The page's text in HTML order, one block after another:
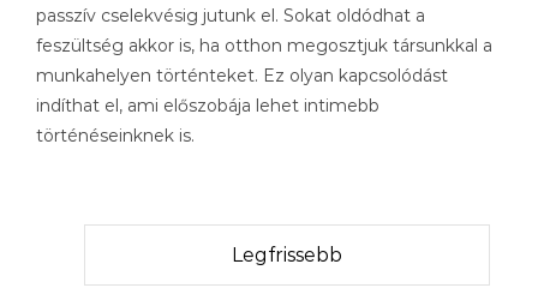
passzív cselekvésig jutunk el. Sokat oldódhat a
feszültség akkor is, ha otthon megosztjuk társunkkal a
munkahelyen történteket. Ez olyan kapcsolódást
indíthat el, ami előszobája lehet intimebb
történéseinknek is.
Legfrissebb